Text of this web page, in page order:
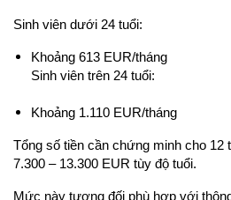
Sinh viên dưới 24 tuổi:
Khoảng 613 EUR/tháng
Sinh viên trên 24 tuổi:
Khoảng 1.110 EUR/tháng
Tổng số tiền cần chứng minh cho 12
7.300 – 13.300 EUR tùy độ tuổi.
Mức này tương đối phù hợp với